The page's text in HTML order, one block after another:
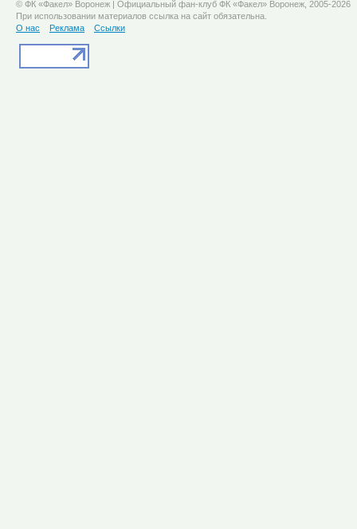
© ФК «Факел» Воронеж | Официальный фан-клуб ФК «Факел» Воронеж, 2005-2026
При использовании материалов ссылка на сайт обязательна.
О нас
Реклама Ссылки